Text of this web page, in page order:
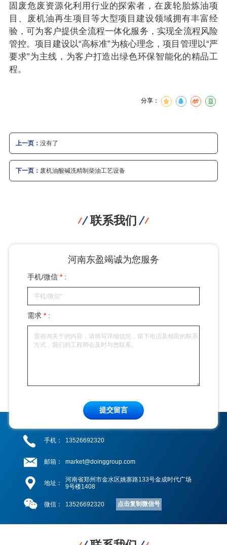
固废危废资源化利用行业的探索者，在废轮胎炼油项
目、废机油再生项目等大型项目建设领域拥有丰富经
验，可为客户提供全流程一体化服务，实现全流程风险
管控。项目建设以“高标准”为核心理念，项目管理以“严
要求”为主线，为客户打造出绿色环保智能化的精品工
程。
分享：
上一页： 没有了
下一页： 废机油酸碱洗精制柴油工艺设备
联系我们
河南东盈竭诚为您服务
手机/微信* :
需求* :
提交留言
手机： 13526692320
邮箱： market@doinggroup.com
地址：
河南省郑州市金水区姚寨路133号金成时代广场
9号楼1408
微信： 13526692320 点击复制微信号